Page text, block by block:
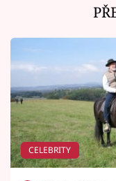
CELEBRITY